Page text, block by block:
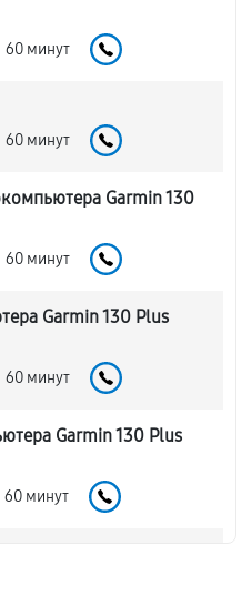
60 минут
60 минут
Garmin 130
60 минут
Garmin 130 Plus
60 минут
Garmin 130 Plus
60 минут